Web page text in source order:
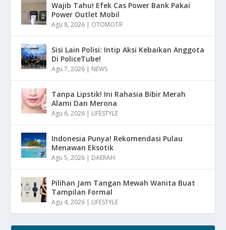
Wajib Tahu! Efek Cas Power Bank Pakai
Power Outlet Mobil
Agu 8, 2026 | OTOMOTIF
Sisi Lain Polisi: Intip Aksi Kebaikan Anggota
Di PoliceTube!
Agu 7, 2026 | NEWS
Tanpa Lipstik! Ini Rahasia Bibir Merah
Alami Dan Merona
Agu 6, 2026 | LIFESTYLE
Indonesia Punya! Rekomendasi Pulau
Menawan Eksotik
Agu 5, 2026 | DAERAH
Pilihan Jam Tangan Mewah Wanita Buat
Tampilan Formal
Agu 4, 2026 | LIFESTYLE